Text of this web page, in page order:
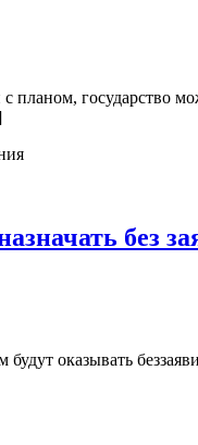
планом, государство
без
оказывать